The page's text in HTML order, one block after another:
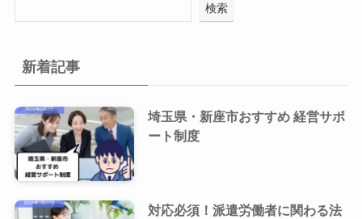
検索
新着記事
埼玉県・新座市おすすめ 経営サポ
ート制度
対応必須！派遣労働者に関わる法